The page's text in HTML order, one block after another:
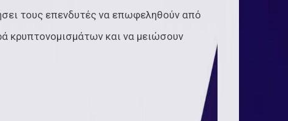
τους επενδυτές να επωφεληθούν από
κρυπτονομισμάτων και να μειώσουν